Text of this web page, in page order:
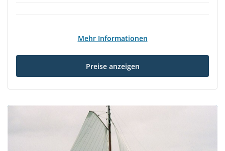
Mehr Informationen
Preise anzeigen